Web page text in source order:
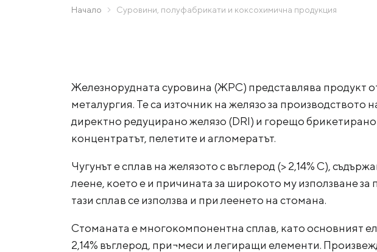
Metinvest Tubular Iași
Начало Суровини, полуфабрикати и коксохимична продукция
Железнорудната суровина (ЖРС) представлява продукт
металургия. Те са източник на желязо за
директно редуцирано желязо (DRI) и горещо
концентратът, пелетите и агломератът.
Чугунът е сплав на желязото с въглерод (> 2,14% С),
леене, което е и причината за широкото му използване
тази сплав се използва и при леенето на стомана.
Стоманата е многокомпонентна сплав, като основният
2,14% въглерод, при¬меси и легиращи елементи.